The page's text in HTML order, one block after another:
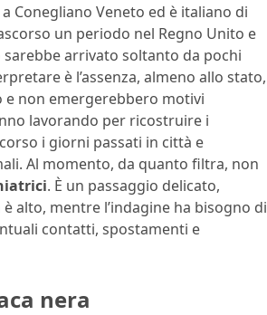
Conegliano Veneto ed è italiano di
un periodo nel Regno Unito e
arrivato soltanto da pochi
è l’assenza, almeno allo stato,
e non emergerebbero motivi
lavorando per ricostruire i
i giorni passati in città e
Al momento, da quanto filtra, non
. È un passaggio delicato,
alto, mentre l’indagine ha bisogno di
contatti, spostamenti e
nera